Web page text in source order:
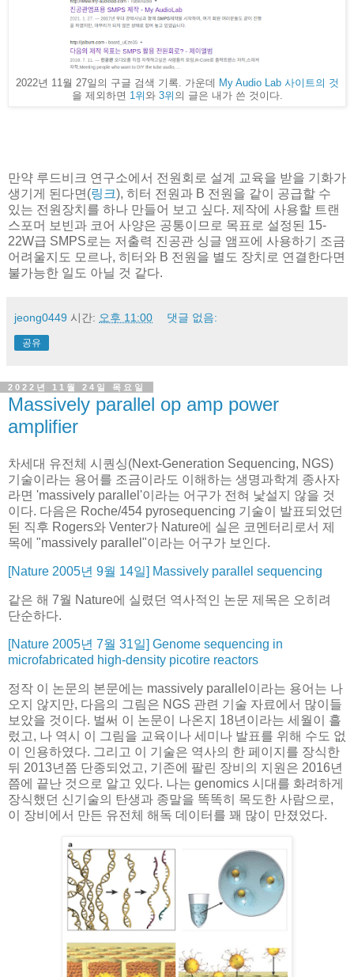
2022년 11월 27일의 구글 검색 기록. 가운데
My Audio Lab 사이트의 것
을 제외하면 1위 와 3위 의 글은 내가 쓴 것이다.
만약 루드비크 연구소에서 전원회로 설계 교육을 받을 기화가
생기게 된다면(링크), 히터 전원과 B 전원을 같이 공급할 수
있는 전원장치를 하나 만들어 보고 싶다. 제작에 사용할 트랜
스포머 보빈과 코어 사양은 공통이므로 목표로 설정된 15-
22W급 SMPS로는 저출력 진공관 싱글 앰프에 사용하기 조금
어려울지도 모르나, 히터와 B 전원을 별도 장치로 연결한다면
불가능한 일도 아닐 것 같다.
jeong0449 시간: 오후 11:00 댓글 없음:
공유
2022년 11월 24일 목요일
Massively parallel op amp power
amplifier
차세대 유전체 시퀀싱(Next-Generation Sequencing, NGS)
기술이라는 용어를 조금이라도 이해하는 생명과학계 종사자
라면 'massively parallel'이라는 어구가 전혀 낯설지 않을 것
이다. 다음은 Roche/454 pyrosequencing 기술이 발표되었던
된 직후 Rogers와 Venter가 Nature에 실은 코멘터리로서 제
목에 "massively parallel"이라는 어구가 보인다.
[Nature 2005년 9월 14일] Massively parallel sequencing
같은 해 7월 Nature에 실렸던 역사적인 논문 제목은 오히려
단순하다.
[Nature 2005년 7월 31일] Genome sequencing in
microfabricated high-density picotire reactors
정작 이 논문의 본문에는 massively parallel이라는 용어는 나
오지 않지만, 다음의 그림은 NGS 관련 기술 자료에서 많이들
보았을 것이다. 벌써 이 논문이 나온지 18년이라는 세월이 흘
렀고, 나 역시 이 그림을 교육이나 세미나 발표를 위해 수도 없
이 인용하였다. 그리고 이 기술은 역사의 한 페이지를 장식한
뒤 2013년쯤 단종되었고, 기존에 팔린 장비의 지원은 2016년
쯤에 끝난 것으로 알고 있다. 나는 genomics 시대를 화려하게
장식했던 신기술의 탄생과 종말을 똑똑히 목도한 사람으로,
이 장비에서 만든 유전체 해독 데이터를 꽤 많이 만졌었다.